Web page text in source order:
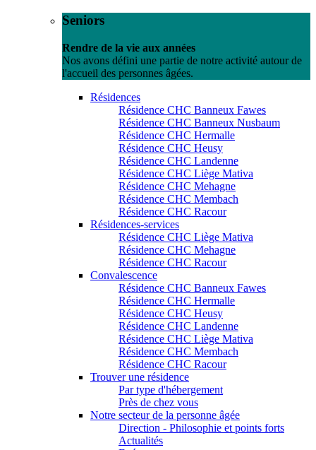
Seniors
Rendre de la vie aux années
Nos avons défini une partie de notre activité autour de
l'accueil des personnes âgées.
Résidences
Résidence CHC Banneux Fawes
Résidence CHC Banneux Nusbaum
Résidence CHC Hermalle
Résidence CHC Heusy
Résidence CHC Landenne
Résidence CHC Liège Mativa
Résidence CHC Mehagne
Résidence CHC Membach
Résidence CHC Racour
Résidences-services
Résidence CHC Liège Mativa
Résidence CHC Mehagne
Résidence CHC Racour
Convalescence
Résidence CHC Banneux Fawes
Résidence CHC Hermalle
Résidence CHC Heusy
Résidence CHC Landenne
Résidence CHC Liège Mativa
Résidence CHC Membach
Résidence CHC Racour
Trouver une résidence
Par type d'hébergement
Près de chez vous
Notre secteur de la personne âgée
Direction - Philosophie et points forts
Actualités